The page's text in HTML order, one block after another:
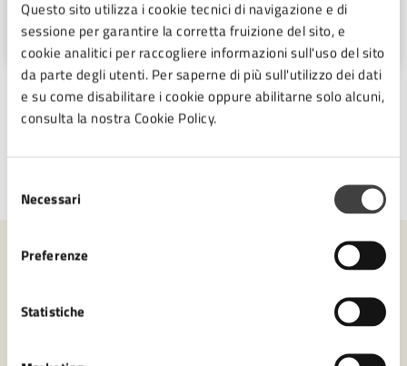
Questo sito utilizza i cookie tecnici di navigazione e di
sessione per garantire la corretta fruizione del sito, e
cookie analitici per raccogliere informazioni sull'uso del sito
da parte degli utenti. Per saperne di più sull'utilizzo dei dati
e su come disabilitare i cookie oppure abilitarne solo alcuni,
consulta la nostra Cookie Policy.
delNecessari
Preferenze
Statistiche
Piazza del Popolo 10, Cesena (FC),
47521